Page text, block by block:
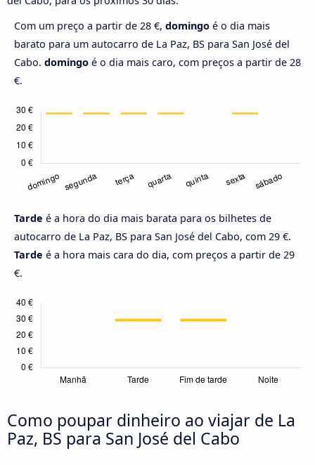
Com um preço a partir de 28 €, domingo é o dia mais
barato para um autocarro de La Paz, BS para San José del
Cabo. domingo é o dia mais caro, com preços a partir de 28
€.
Tarde é a hora do dia mais barata para os bilhetes de
autocarro de La Paz, BS para San José del Cabo, com 29 €.
Tarde é a hora mais cara do dia, com preços a partir de 29
€.
Como poupar dinheiro ao viajar de La
Paz, BS para San José del Cabo